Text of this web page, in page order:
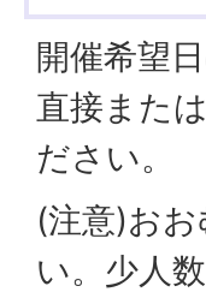
開催希望
直接また
ださい。
(注意)お
い。少人